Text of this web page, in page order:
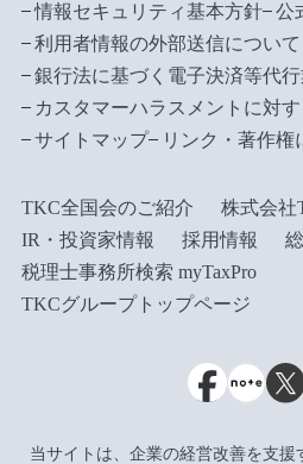
情報セキュリティ基本方針
公
利用者情報の外部送信について
銀行法に基づく電子決済等代
カスタマーハラスメントに対
サイトマップ
リンク・著作権
TKC全国会のご紹介
株式会社
IR・投資家情報
採用情報
税理士事務所検索 myTaxPro
TKCグループトップページ
当サイトは、企業の経営改善を支援